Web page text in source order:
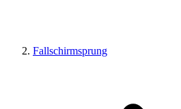
Fallschirmsprung